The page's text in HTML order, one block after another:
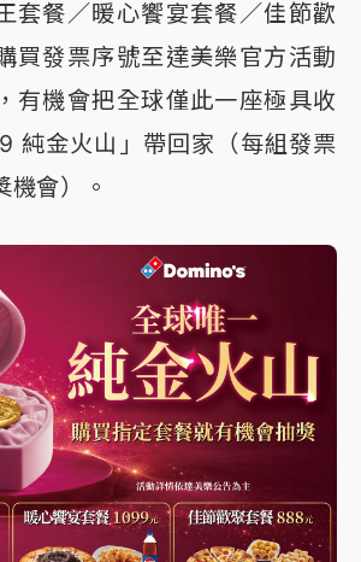
套餐／暖心饗宴套餐／佳節歡
買發票序號至達美樂官方活動
有機會把全球僅此一座極具收
純金火山」帶回家（每組發票
機會）。